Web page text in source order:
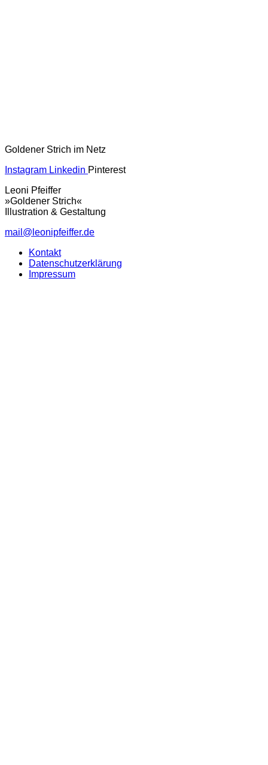
Goldener Strich im Netz
Instagram Linkedin Pinterest
Leoni Pfeiffer
»Goldener Strich«
Illustration & Gestaltung
mail@leonipfeiffer.de
Kontakt
Datenschutzerklärung
Impressum